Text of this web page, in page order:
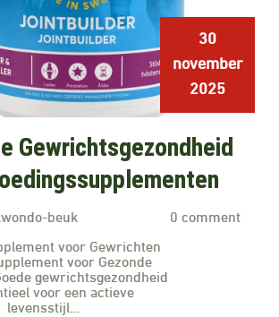
30
november
2025
Gewrichtsgezondheid
beuk
0 comment
voor Gewrichten
voor Gezonde
gewrichtsgezondheid
voor een actieve
levensstijl…